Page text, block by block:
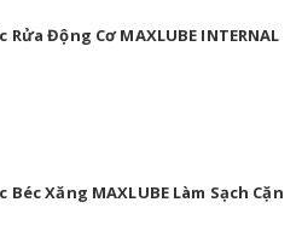
Rửa Động Cơ MAXLUBE INTERNAL
Béc Xăng MAXLUBE Làm Sạch Cặn